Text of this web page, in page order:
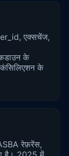
एक्सचेंज,
के
के
रेफ़रेंस,